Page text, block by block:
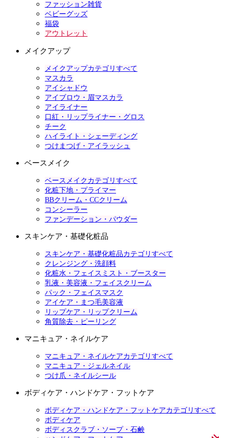
ファッション雑貨
ベビーグッズ
福袋
アウトレット
メイクアップ
メイクアップカテゴリすべて
マスカラ
アイシャドウ
アイブロウ・眉マスカラ
アイライナー
口紅・リップライナー・グロス
チーク
ハイライト・シェーディング
つけまつげ・アイラッシュ
ベースメイク
ベースメイクカテゴリすべて
化粧下地・プライマー
BBクリーム・CCクリーム
コンシーラー
ファンデーション・パウダー
スキンケア・基礎化粧品
スキンケア・基礎化粧品カテゴリすべて
クレンジング・洗顔料
化粧水・フェイスミスト・ブースター
乳液・美容液・フェイスクリーム
パック・フェイスマスク
アイケア・まつ毛美容液
リップケア・リップクリーム
角質除去・ピーリング
マニキュア・ネイルケア
マニキュア・ネイルケアカテゴリすべて
マニキュア・ジェルネイル
つけ爪・ネイルシール
ボディケア・ハンドケア・フットケア
ボディケア・ハンドケア・フットケアカテゴリすべて
ボディケア
ボディスクラブ・ソープ・石鹸